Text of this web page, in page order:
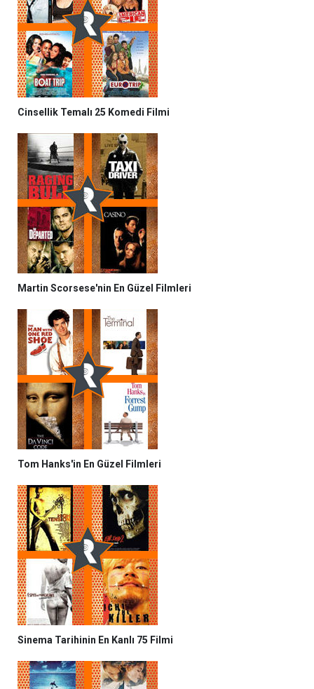
Cinsellik Temalı 25 Komedi Filmi
Martin Scorsese'nin En Güzel Filmleri
Tom Hanks'in En Güzel Filmleri
Sinema Tarihinin En Kanlı 75 Filmi